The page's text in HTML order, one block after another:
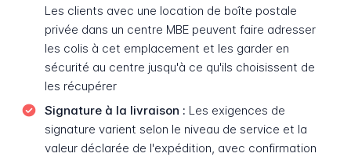
Les clients avec une location de boîte postale
privée dans un centre MBE peuvent faire adresser
les colis à cet emplacement et les garder en
sécurité au centre jusqu'à ce qu'ils choisissent de
les récupérer
Signature à la livraison : Les exigences de
signature varient selon le niveau de service et la
valeur déclarée de l'expédition, avec confirmation